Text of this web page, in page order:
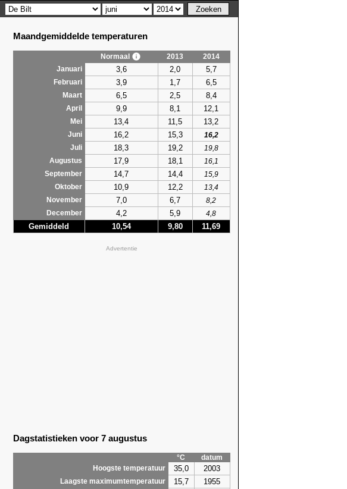
Maandgemiddelde temperaturen
Normaal 2013
2014
Januari
3,6 2,0 5,7
Februari 3,9 1,7 6,5
Maart 6,5 2,5 8,4
April 9,9 8,1 12,1
Mei 13,4 11,5 13,2
Juni 16,2 15,3
16,2
Juli
18,3 19,2
19,8
Augustus
17,9 18,1
16,1
September
14,7 14,4
15,9
Oktober
10,9 12,2
13,4
November
7,0 6,7
8,2
December
4,2 5,9 4,8
Gemiddeld 10,54 9,80 11,69
Advertentie
Dagstatistieken voor 7 augustus
°C
datum
Hoogste temperatuur
35,0 2003
Laagste maximumtemperatuur 15,7 1955